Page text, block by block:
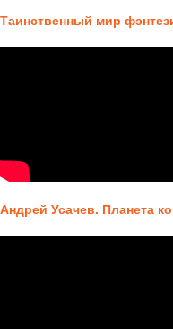
Таинственный мир
Андрей Усачев. Планета